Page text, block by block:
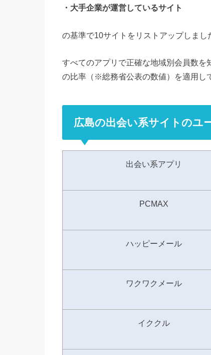
・大手企業が運営しているサイト
の基準で10サイトをリストアップしまし
すべてのアプリで正確な地域別会員数
の比率（※総務省公表の数値）を適用し
広島の出会い系サイトのユ
出会い系アプリ
PCMAX
ハッピーメール
ワクワクメール
イククル